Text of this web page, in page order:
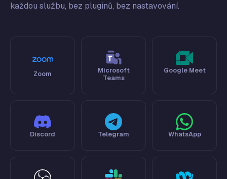
každou službu, bez pluginů, bez nastavování.
Zoom
Microsoft
Teams
Google Meet
Discord Telegram WhatsApp